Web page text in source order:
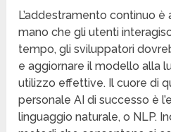
L’addestramento continuo
mano che gli utenti
tempo, gli sviluppatori
e aggiornare il modello alla
utilizzo effettive. Il cuore di
personale AI di successo è
linguaggio naturale, o NLP.